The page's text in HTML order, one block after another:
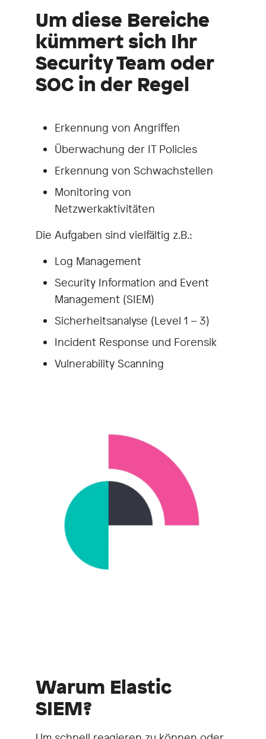
Um diese Bereiche
kümmert sich Ihr
Security Team oder
SOC in der Regel
Erkennung von Angriffen
Überwachung der IT Policies
Erkennung von Schwachstellen
Monitoring von
Netzwerkaktivitäten
Die Aufgaben sind vielfältig z.B.:
Log Management
Security Information and Event
Management (SIEM)
Sicherheitsanalyse (Level 1 – 3)
Incident Response und Forensik
Vulnerability Scanning
Warum Elastic
SIEM?